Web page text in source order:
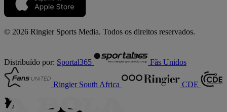
© 2026 Ringier Sports Media. Todos os direitos reservados.
Distribuído por: Sportal365 Fãs Unidos
Ringier South Africa CDE